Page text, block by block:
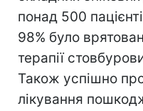
понад 500
98% було
терапії
Також успішно
лікування